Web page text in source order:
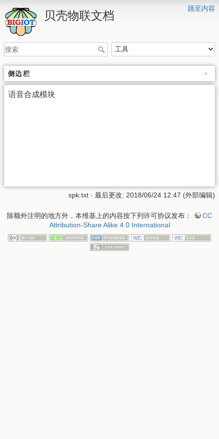
跳至内容
贝壳物联文档
侧边栏
语音合成模块
spk.txt · 最后更改: 2018/06/24 12:47 (外部编辑)
除额外注明的地方外，本维基上的内容按下列许可协议发布：
CC
Attribution-Share Alike 4.0 International